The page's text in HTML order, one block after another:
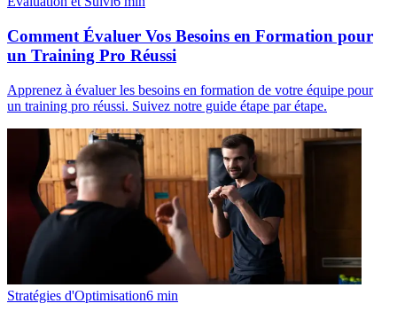
Comment Évaluer Vos Besoins en Formation pour
un Training Pro Réussi
Apprenez à évaluer les besoins en formation de votre équipe pour
un training pro réussi. Suivez notre guide étape par étape.
Stratégies d'Optimisation6 min